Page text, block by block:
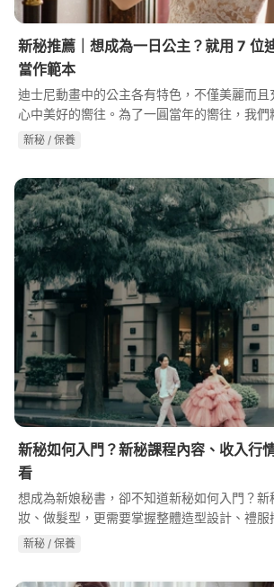
新秘推薦｜想成為一日公主？就用 7 位
當作範本
迪士尼動畫中的公主各有特色，不僅美麗而且
心中美好的嚮往。為了一圓當年的嚮往，我們
並以他們做為造型靈感。你的公主夢，就由
新秘 / 保養
新秘如何入門？新秘課程內容、收入行
看
想成為新娘秘書，卻不知道新秘如何入門？
妝、做髮型，更需要掌握整體造型設計、禮服
場應變能力。無論你是想轉職、培養第二專
新秘 / 保養